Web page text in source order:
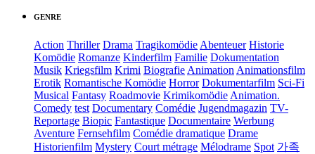
GENRE
Action Thriller Drama TragikomödieAbenteuer Historie
Komödie Romanze Kinderfilm Familie Dokumentation
Musik Kriegsfilm Krimi BiografieAnimationAnimationsfilm
Erotik Romantische Komödie Horror Dokumentarfilm Sci-Fi
Musical Fantasy Roadmovie KrimikomödieAnimation.
Comedy test Documentary Comédie Jugendmagazin TV-
Reportage Biopic Fantastique Documentaire Werbung
Aventure Fernsehfilm Comédie dramatique Drame
Historienfilm Mystery Court métrage Mélodrame Spot 가족